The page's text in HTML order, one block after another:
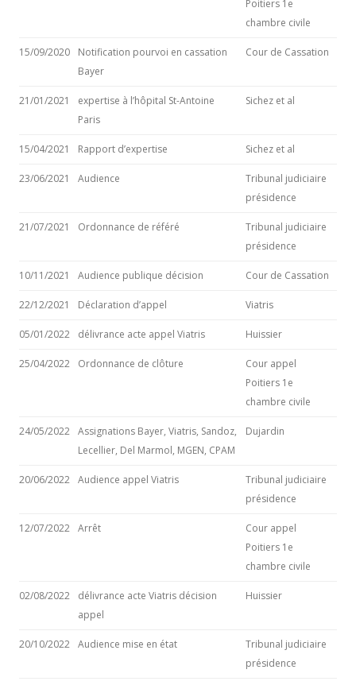
Poitiers 1e
chambre civile
15/09/2020
Notification pourvoi en cassation
Bayer
Cour de Cassation
21/01/2021
expertise à l’hôpital St-Antoine
Paris
Sichez et al
15/04/2021 Rapport d’expertise Sichez et al
23/06/2021 Audience
Tribunal judiciaire
présidence
21/07/2021 Ordonnance de référé
Tribunal judiciaire
présidence
10/11/2021 Audience publique décision Cour de Cassation
22/12/2021 Déclaration d’appel Viatris
05/01/2022 délivrance acte appel Viatris Huissier
25/04/2022 Ordonnance de clôture
Cour appel
Poitiers 1e
chambre civile
24/05/2022 Assignations Bayer, Viatris, Sandoz,
Lecellier, Del Marmol, MGEN, CPAM
Dujardin
20/06/2022 Audience appel Viatris
Tribunal judiciaire
présidence
12/07/2022 Arrêt
Cour appel
Poitiers 1e
chambre civile
02/08/2022
délivrance acte Viatris décision
appel
Huissier
20/10/2022 Audience mise en état
Tribunal judiciaire
présidence